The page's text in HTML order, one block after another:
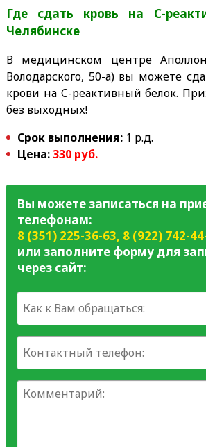
Где сдать кровь на C-
Челябинске
В медицинском центре
Володарского, 50-а) вы можете
крови на C-реактивный белок.
без выходных!
Срок выполнения:1 р.д.
Цена:330 руб.
Вы можете записаться на
телефонам:
8 (351) 225-36-63, 8 (922) 742-
или заполните форму для
через сайт: